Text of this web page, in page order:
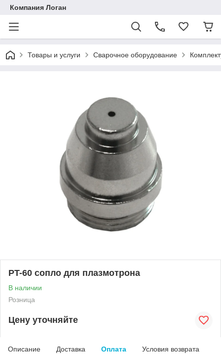
Компания Логан
Товары и услуги Сварочное оборудование
PT-60 сопло для плазмотрона
В наличии
Розница
Цену уточняйте
Описание Доставка Оплата Условия возврата